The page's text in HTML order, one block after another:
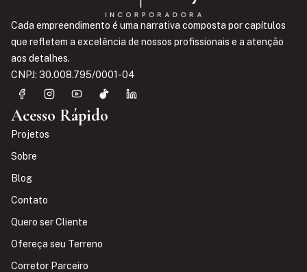
Cada empreendimento é uma narrativa composta por capítulos
que refletem a excelência de nossos profissionais e a atenção
aos detalhes.
CNPJ: 30.008.795/0001-04
Acesso Rápido
Projetos
Sobre
Blog
Contato
Quero ser Cliente
Ofereça seu Terreno
Corretor Parceiro